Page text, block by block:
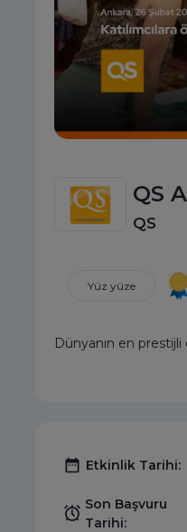
QS
QS
Yüz yüze
Dünyanın en prestijli
Etkinlik Tarihi:
Son Başvuru
Tarihi: